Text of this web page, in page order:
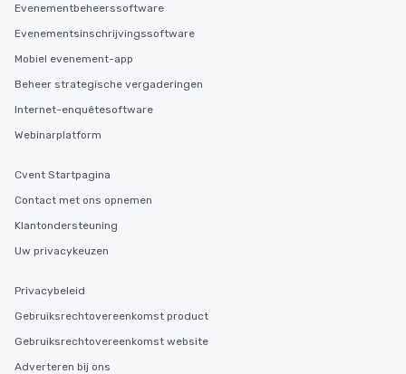
Evenementbeheerssoftware
Evenementsinschrijvingssoftware
Mobiel evenement-app
Beheer strategische vergaderingen
Internet-enquêtesoftware
Webinarplatform
Cvent Startpagina
Contact met ons opnemen
Klantondersteuning
Uw privacykeuzen
Privacybeleid
Gebruiksrechtovereenkomst product
Gebruiksrechtovereenkomst website
Adverteren bij ons